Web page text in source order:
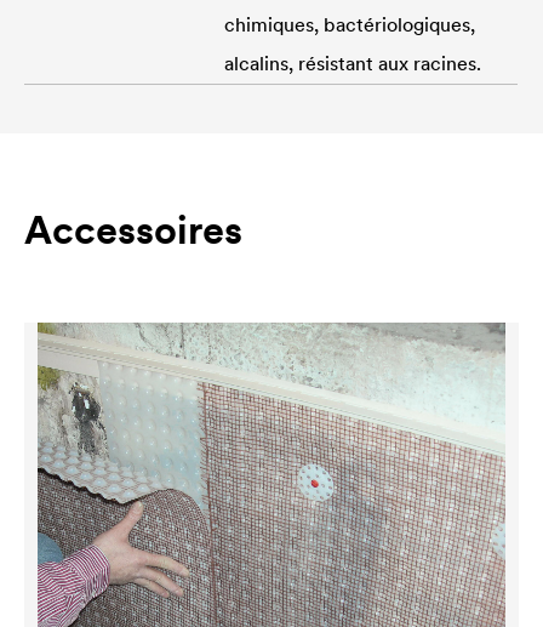
chimiques, bactériologiques,
alcalins, résistant aux racines.
Accessoires